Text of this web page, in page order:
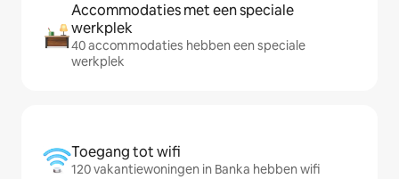
Accommodaties met een speciale
werkplek
40 accommodaties hebben een speciale
werkplek
Toegang tot wifi
120 vakantiewoningen in Banka hebben wifi